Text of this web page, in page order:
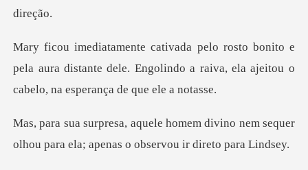
e
pela aura distante dele. Engolindo a raiva, ela
divino nem sequer
olhou para ela; ape